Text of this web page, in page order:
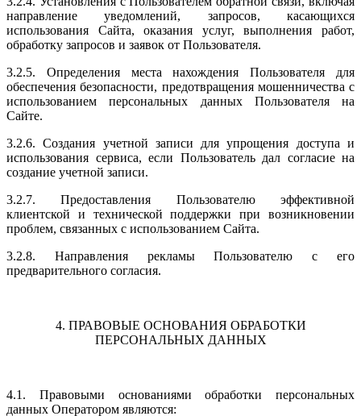
направление уведомлений, запросов, касающихся
использования Сайта, оказания услуг, выполнения работ,
обработку запросов и заявок от Пользователя.
3.2.5. Определения места нахождения Пользователя для
обеспечения безопасности, предотвращения мошенничества с
использованием персональных данных Пользователя на
Сайте.
3.2.6. Создания учетной записи для упрощения доступа и
использования сервиса, если Пользователь дал согласие на
создание учетной записи.
3.2.7. Предоставления Пользователю эффективной
клиентской и технической поддержки при возникновении
проблем, связанных с использованием Сайта.
3.2.8. Направления рекламы Пользователю с его
предварительного согласия.
4. ПРАВОВЫЕ ОСНОВАНИЯ ОБРАБОТКИ
ПЕРСОНАЛЬНЫХ ДАННЫХ
4.1. Правовыми основаниями обработки персональных
данных Оператором являются: